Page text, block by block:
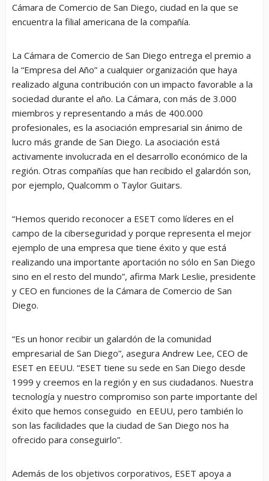
Cámara de Comercio de San Diego, ciudad en la que se
encuentra la filial americana de la compañía.
La Cámara de Comercio de San Diego entrega el premio a
la “Empresa del Año” a cualquier organización que haya
realizado alguna contribución con un impacto favorable a la
sociedad durante el año. La Cámara, con más de 3.000
miembros y representando a más de 400.000
profesionales, es la asociación empresarial sin ánimo de
lucro más grande de San Diego. La asociación está
activamente involucrada en el desarrollo económico de la
región. Otras compañías que han recibido el galardón son,
por ejemplo, Qualcomm o Taylor Guitars.
“Hemos querido reconocer a ESET como líderes en el
campo de la ciberseguridad y porque representa el mejor
ejemplo de una empresa que tiene éxito y que está
realizando una importante aportación no sólo en San Diego
sino en el resto del mundo”, afirma Mark Leslie, presidente
y CEO en funciones de la Cámara de Comercio de San
Diego.
“Es un honor recibir un galardón de la comunidad
empresarial de San Diego”, asegura Andrew Lee, CEO de
ESET en EEUU. “ESET tiene su sede en San Diego desde
1999 y creemos en la región y en sus ciudadanos. Nuestra
tecnología y nuestro compromiso son parte importante del
éxito que hemos conseguido en EEUU, pero también lo
son las facilidades que la ciudad de San Diego nos ha
ofrecido para conseguirlo”.
Además de los objetivos corporativos, ESET apoya a